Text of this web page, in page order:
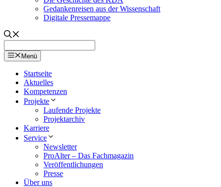
Gedankenreisen aus der Wissenschaft
Digitale Pressemappe
Menü
Startseite
Aktuelles
Kompetenzen
Projekte
Laufende Projekte
Projektarchiv
Karriere
Service
Newsletter
ProAlter – Das Fachmagazin
Veröffentlichungen
Presse
Über uns